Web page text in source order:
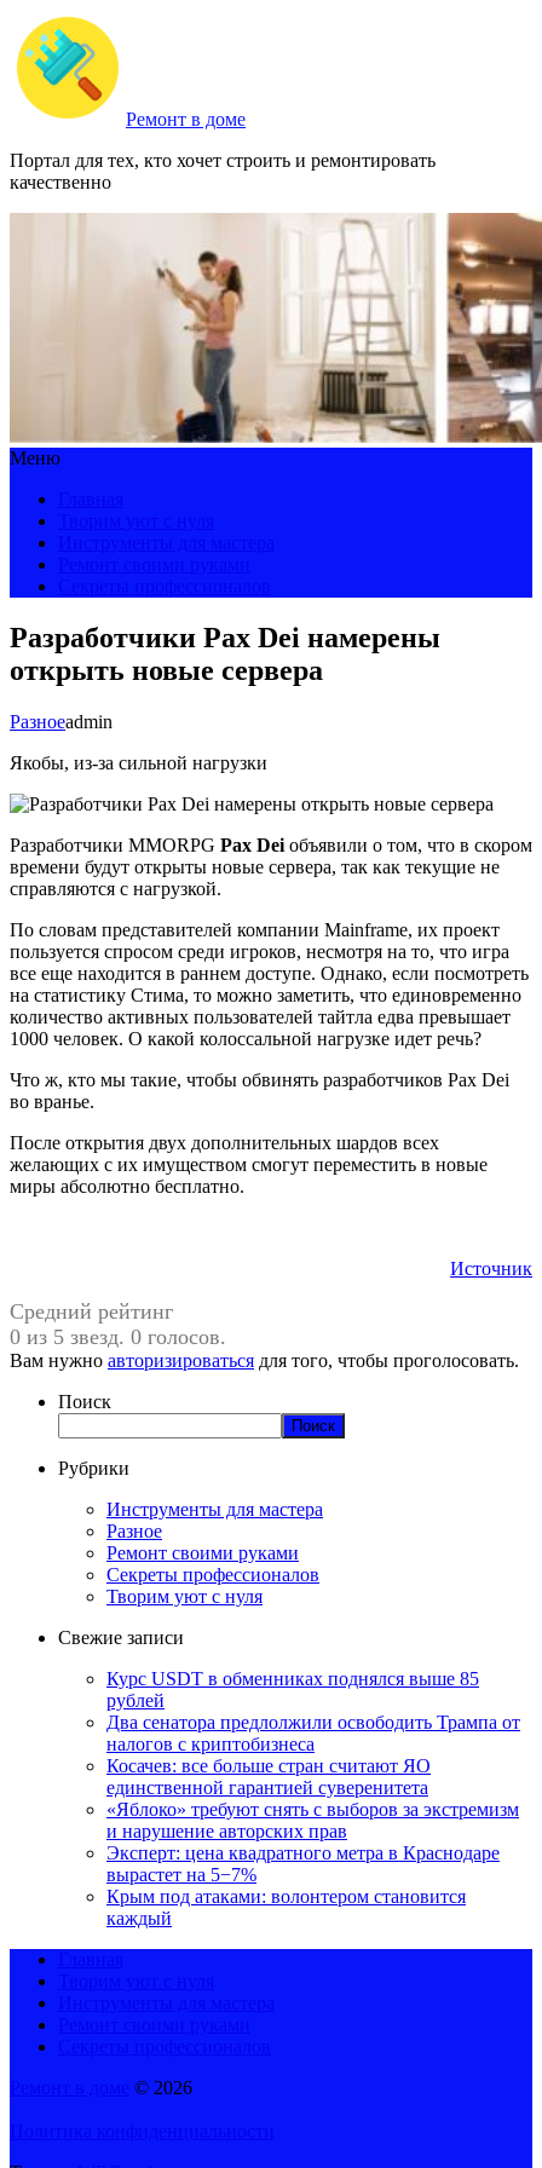
Ремонт в доме
Портал для тех, кто хочет строить и ремонтировать
качественно
Меню
Разработчики Pax Dei намерены
открыть новые сервера
Разноеadmin
Якобы, из-за сильной нагрузки
Разработчики MMORPG Pax Dei объявили о том, что в скором
времени будут открыты новые сервера, так как текущие не
справляются с нагрузкой.
По словам представителей компании Mainframe, их проект
пользуется спросом среди игроков, несмотря на то, что игра
все еще находится в раннем доступе. Однако, если посмотреть
на статистику Стима, то можно заметить, что единовременно
количество активных пользователей тайтла едва превышает
1000 человек. О какой колоссальной нагрузке идет речь?
Что ж, кто мы такие, чтобы обвинять разработчиков Pax Dei
во вранье.
После открытия двух дополнительных шардов всех
желающих с их имуществом смогут переместить в новые
миры абсолютно бесплатно.
Источник
Средний рейтинг
0 из 5 звезд. 0 голосов.
Вам нужно авторизироваться для того, чтобы проголосовать.
Поиск
Поиск
Рубрики
Инструменты для мастера
Разное
Ремонт своими руками
Секреты профессионалов
Творим уют с нуля
Свежие записи
Курс USDT в обменниках поднялся выше 85
рублей
Два сенатора предлолжили освободить Трампа от
налогов с криптобизнеса
Косачев: все больше стран считают ЯО
единственной гарантией суверенитета
«Яблоко» требуют снять с выборов за экстремизм
и нарушение авторских прав
Эксперт: цена квадратного метра в Краснодаре
вырастет на 5−7%
Крым под атаками: волонтером становится
каждый
© 2026